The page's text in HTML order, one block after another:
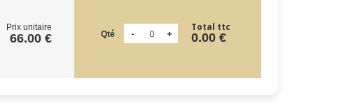
Prix unitaire
66.00 € Qté
Total ttc
0.00 €